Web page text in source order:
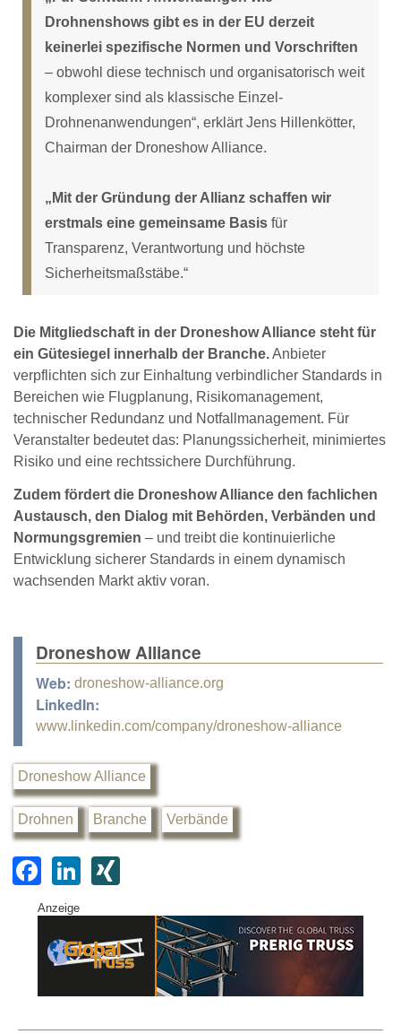
Drohnenshows gibt es in der EU derzeit
keinerlei spezifische Normen und Vorschriften
– obwohl diese technisch und organisatorisch weit
komplexer sind als klassische Einzel-
Drohnenanwendungen“, erklärt Jens Hillenkötter,
Chairman der Droneshow Alliance.
„Mit der Gründung der Allianz schaffen wir
erstmals eine gemeinsame Basis für
Transparenz, Verantwortung und höchste
Sicherheitsmaßstäbe.“
Die Mitgliedschaft in der Droneshow Alliance steht für
ein Gütesiegel innerhalb der Branche.Anbieter
verpflichten sich zur Einhaltung verbindlicher Standards in
Bereichen wie Flugplanung, Risikomanagement,
technischer Redundanz und Notfallmanagement. Für
Veranstalter bedeutet das: Planungssicherheit, minimiertes
Risiko und eine rechtssichere Durchführung.
Zudem fördert die Droneshow Alliance den fachlichen
Austausch, den Dialog mit Behörden, Verbänden und
Normungsgremien – und treibt die kontinuierliche
Entwicklung sicherer Standards in einem dynamisch
wachsenden Markt aktiv voran.
Droneshow Alliance
Web: droneshow-alliance.org
LinkedIn:
www.linkedin.com/company/droneshow-alliance
Droneshow Alliance
Drohnen Branche Verbände
F
a
c
e
Li
k
e
G
Anzeige